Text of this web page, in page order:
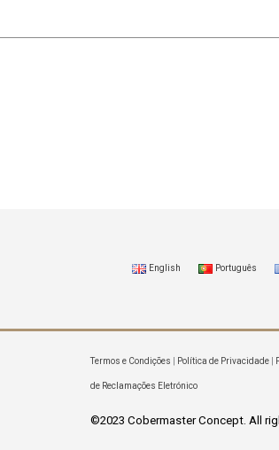
English Português
Termos e Condições Política de Privacidade
de Reclamações Eletrónico
©2023 Cobermaster Concept. All